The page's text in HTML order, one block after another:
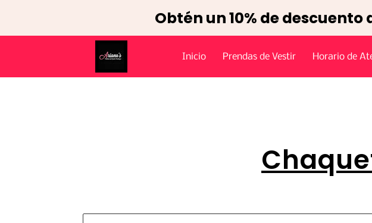
Obtén un 10% de
Inicio Prendas de Vestir Horario de